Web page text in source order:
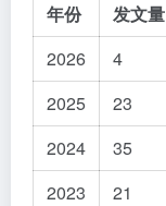
年份 发文量
2026
4
2025
23
2024
35
2023
21